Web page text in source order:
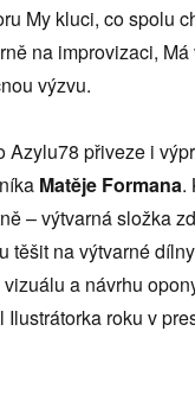
My kluci, co spolu
na improvizaci,
výzvu.
přiveze i
Matěje Formana.
– výtvarná složka
těšit na výtvarné
a návrhu
roku v